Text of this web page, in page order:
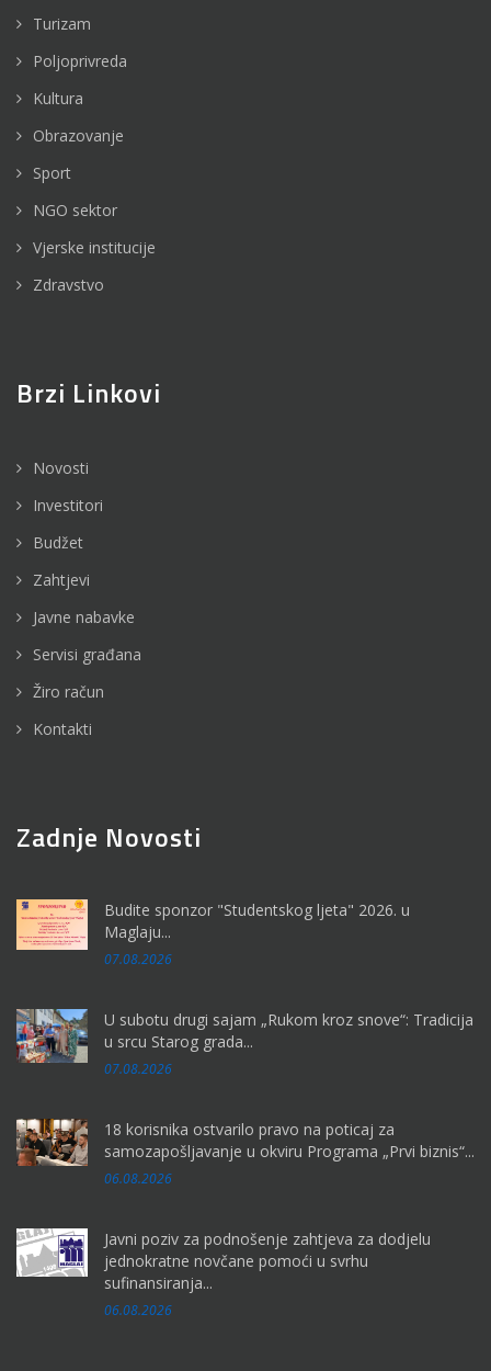
Turizam
Poljoprivreda
Kultura
Obrazovanje
Sport
NGO sektor
Vjerske institucije
Zdravstvo
Brzi Linkovi
Novosti
Investitori
Budžet
Zahtjevi
Javne nabavke
Servisi građana
Žiro račun
Kontakti
Zadnje Novosti
Budite sponzor "Studentskog ljeta" 2026. u
Maglaju...
07.08.2026
U subotu drugi sajam „Rukom kroz snove“: Tradicija
u srcu Starog grada...
07.08.2026
18 korisnika ostvarilo pravo na poticaj za
samozapošljavanje u okviru Programa „Prvi biznis“...
06.08.2026
Javni poziv za podnošenje zahtjeva za dodjelu
jednokratne novčane pomoći u svrhu
sufinansiranja...
06.08.2026